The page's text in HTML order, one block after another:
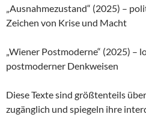
„Ausnahmezustand“ (2025) –
Zeichen von Krise und Macht
„Wiener Postmoderne“ (2025) –
postmoderner Denkweisen
Diese Texte sind größtenteils
zugänglich und spiegeln ihre